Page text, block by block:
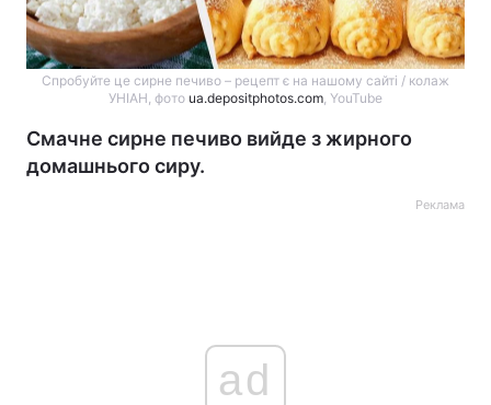
Спробуйте це сирне печиво – рецепт є на нашому сайті / колаж
УНІАН, фото ua.depositphotos.com, YouTube
Смачне сирне печиво вийде з жирного
домашнього сиру.
Реклама
ad